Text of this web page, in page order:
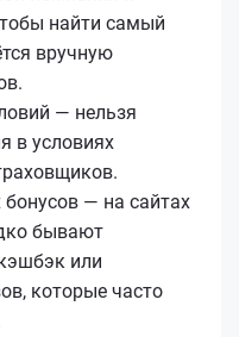
найти самый
вручную
— нельзя
в условиях
бонусов — на сайтах
бывают
или
которые часто